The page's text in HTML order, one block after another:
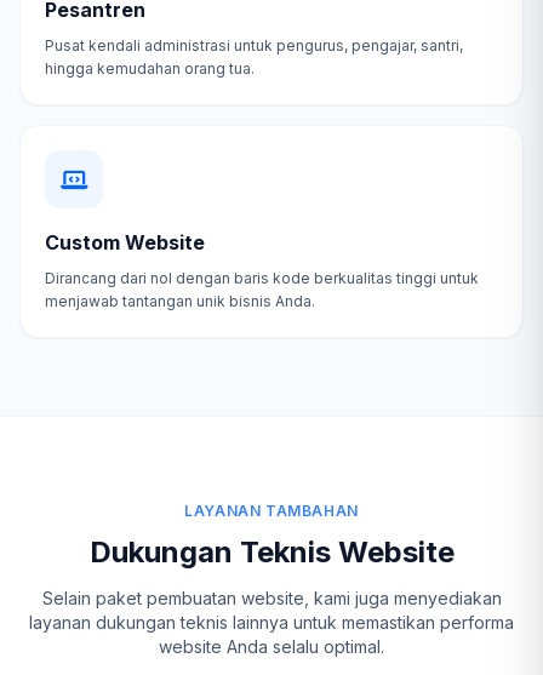
Pesantren
Pusat kendali administrasi untuk pengurus, pengajar, santri,
hingga kemudahan orang tua.
Custom Website
Dirancang dari nol dengan baris kode berkualitas tinggi untuk
menjawab tantangan unik bisnis Anda.
LAYANAN TAMBAHAN
Dukungan Teknis Website
Selain paket pembuatan website, kami juga menyediakan
layanan dukungan teknis lainnya untuk memastikan performa
website Anda selalu optimal.